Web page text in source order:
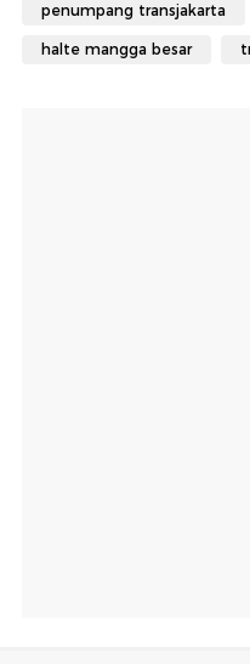
penumpang transjakarta
halte mangga besar